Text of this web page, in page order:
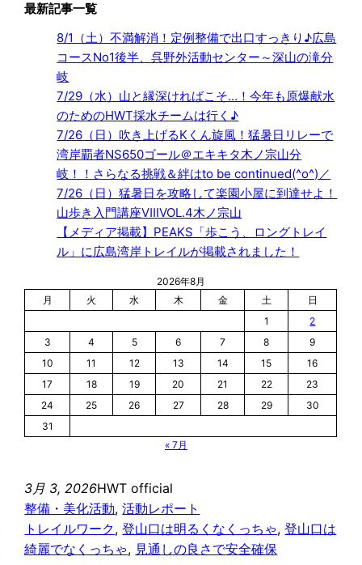
最新記事一覧
8/1（土）不満解消！定例整備で出口すっきり♪広島
コースNo1後半、呉野外活動センター～深山の滝分
岐
7/29（水）山と縁深ければこそ…！今年も原爆献水
のためのHWT採水チームは行く♪
7/26（日）吹き上げるKくん旋風！猛暑日リレーで
湾岸覇者NS650ゴール＠エキキタ木ノ宗山分
岐！！さらなる挑戦＆絆はto be continued(^o^)／
7/26（日）猛暑日を攻略して楽園小屋に到達せよ！
山歩き入門講座ⅧVOL.4木ノ宗山
【メディア掲載】PEAKS「歩こう、ロングトレイ
ル」に広島湾岸トレイルが掲載されました！
2026年8月
月
火 水 木 金 土
日
1
2
3
4 5 6 7 8
9
10
11 12 13 14 15
16
17
18 19 20 21 22
23
24
25 26 27 28 29
30
31
« 7月
3月 3, 2026HWT official
整備・美化活動, 活動レポート
トレイルワーク, 登山口は明るくなくっちゃ, 登山口は
綺麗でなくっちゃ, 見通しの良さで安全確保